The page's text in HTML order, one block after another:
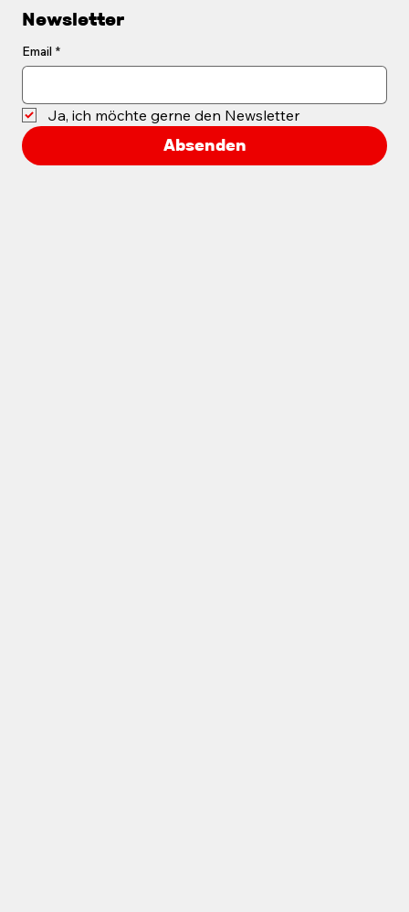
Newsletter
Email *
Ja, ich möchte gerne den Newsletter
Absenden
Passionierter Kunstsammler